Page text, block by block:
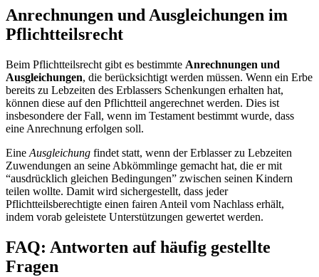
Anrechnungen und Ausgleichungen im
Pflichtteilsrecht
Beim Pflichtteilsrecht gibt es bestimmte Anrechnungen und
Ausgleichungen, die berücksichtigt werden müssen. Wenn ein Erbe
bereits zu Lebzeiten des Erblassers Schenkungen erhalten hat,
können diese auf den Pflichtteil angerechnet werden. Dies ist
insbesondere der Fall, wenn im Testament bestimmt wurde, dass
eine Anrechnung erfolgen soll.
Eine Ausgleichung findet statt, wenn der Erblasser zu Lebzeiten
Zuwendungen an seine Abkömmlinge gemacht hat, die er mit
“ausdrücklich gleichen Bedingungen” zwischen seinen Kindern
teilen wollte. Damit wird sichergestellt, dass jeder
Pflichtteilsberechtigte einen fairen Anteil vom Nachlass erhält,
indem vorab geleistete Unterstützungen gewertet werden.
FAQ: Antworten auf häufig gestellte
Fragen